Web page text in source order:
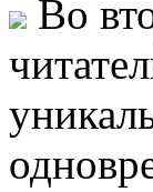
Во